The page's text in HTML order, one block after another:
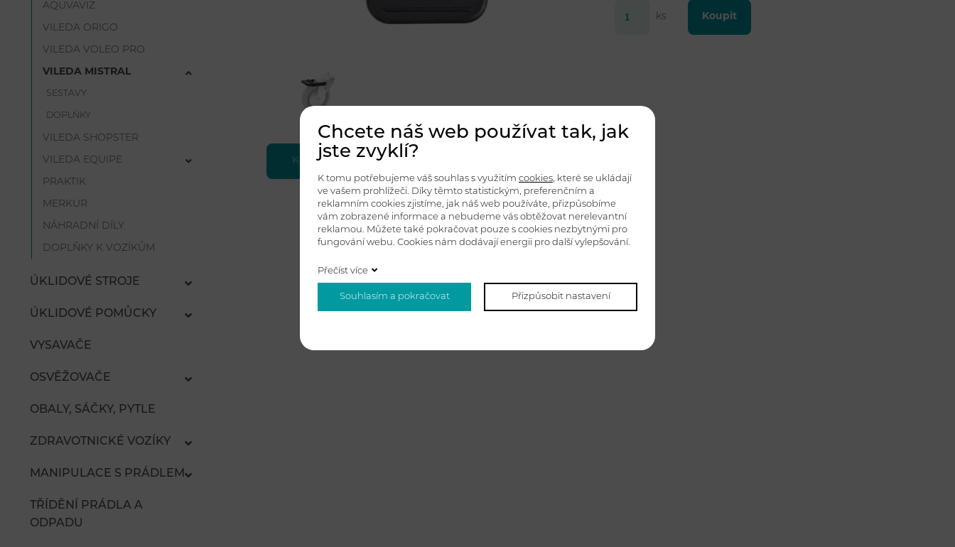
AQUVAVIZ
VILEDA ORIGO
VILEDA VOLEO PRO
VILEDA MISTRAL
SESTAVY
DOPLŇKY
VILEDA SHOPSTER
VILEDA EQUIPE
PRAKTIK
MERKUR
NÁHRADNÍ DÍLY
DOPLŇKY K VOZÍKŮM
ÚKLIDOVÉ STROJE
ÚKLIDOVÉ POMŮCKY
VYSAVAČE
OSVĚŽOVAČE
OBALY, SÁČKY, PYTLE
ZDRAVOTNICKÉ VOZÍKY
MANIPULACE S PRÁDLEM
TŘÍDĚNÍ PRÁDLA A
ODPADU
ks Koupit
Kompletní specifikace
Chcete náš web používat tak, jak
jste zvyklí?
K tomu potřebujeme váš souhlas s využitím cookies, které se ukládají
ve vašem prohlížeči. Díky těmto statistickým, preferenčním a
reklamním cookies zjistíme, jak náš web používáte, přizpůsobíme
vám zobrazené informace a nebudeme vás obtěžovat nerelevantní
reklamou. Můžete také pokračovat pouze s cookies nezbytnými pro
fungování webu. Cookies nám dodávají energii pro další vylepšování.
Přečíst více
Souhlasím a pokračovat Přizpůsobit nastavení